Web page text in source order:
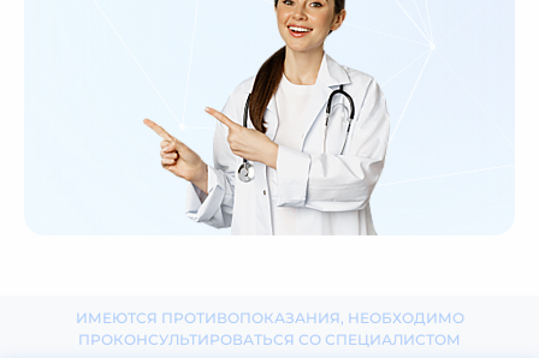
ИМЕЮТСЯ ПРОТИВОПОКАЗАНИЯ, НЕОБХОДИМО
ПРОКОНСУЛЬТИРОВАТЬСЯ СО СПЕЦИАЛИСТОМ